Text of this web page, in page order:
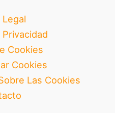
Legal
Cookies
Cookies
Las Cookies